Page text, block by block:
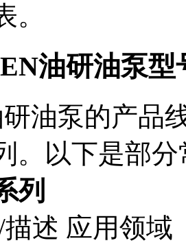
油研油泵型
油泵的产品
。以下是部
列
述 应用领域